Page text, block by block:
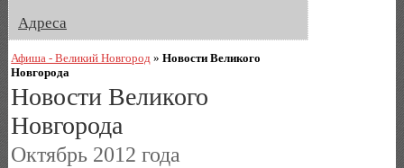
Адреса
Афиша - Великий Новгород »Новости Великого
Новгорода
Новости Великого
Новгорода
Октябрь 2012 года